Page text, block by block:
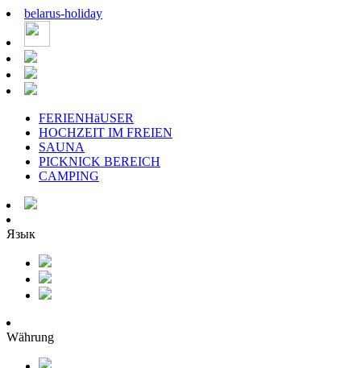
belarus-holiday
FERIENHäUSER
HOCHZEIT IM FREIEN
SAUNA
PICKNICK BEREICH
CAMPING
Язык
Währung